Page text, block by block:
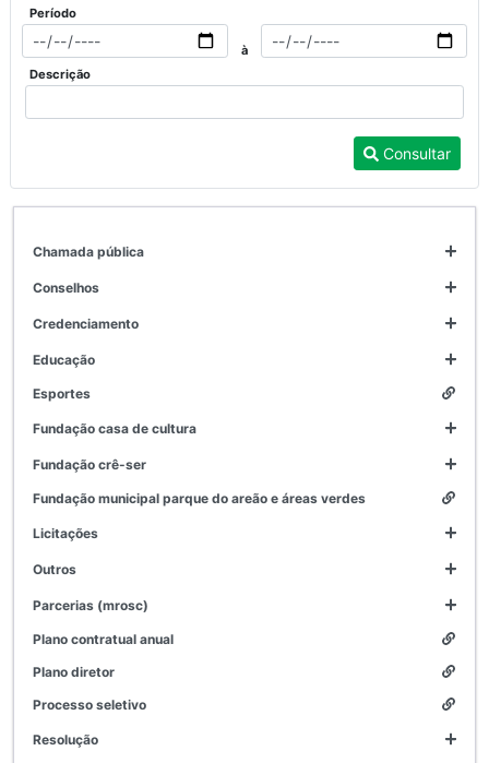
Período
à
Descrição
Consultar
chamada pública
conselhos
credenciamento
educação
esportes
fundação casa de cultura
fundação crê-ser
fundação municipal parque do areão e áreas verdes
licitações
outros
parcerias (mrosc)
plano contratual anual
plano diretor
processo seletivo
resolução